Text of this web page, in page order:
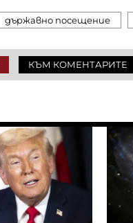
държавно посещение
КЪМ КОМЕНТАРИТЕ